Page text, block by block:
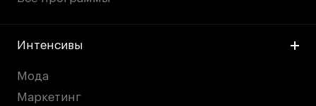
Политика конфиденциальности
Публичная оферта
Условия возврата
Кредит на образование с господдержкой
Интенсивы
Мода
Маркетинг